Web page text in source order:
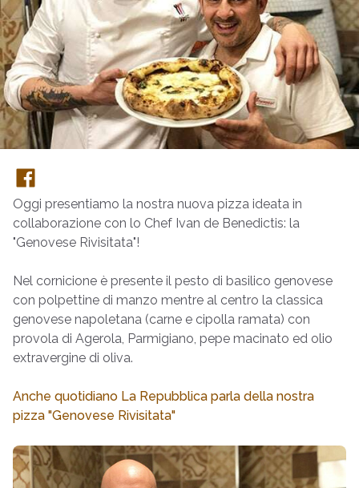
Oggi presentiamo la nostra nuova pizza ideata in
collaborazione con lo Chef Ivan de Benedictis: la
"Genovese Rivisitata"!
Nel cornicione è presente il pesto di basilico genovese
con polpettine di manzo mentre al centro la classica
genovese napoletana (carne e cipolla ramata) con
provola di Agerola, Parmigiano, pepe macinato ed olio
extravergine di oliva.
Anche quotidiano La Repubblica parla della nostra
pizza "Genovese Rivisitata"